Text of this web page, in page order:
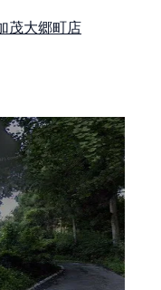
茂大郷町店